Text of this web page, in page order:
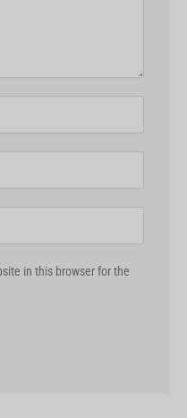
in this browser for the